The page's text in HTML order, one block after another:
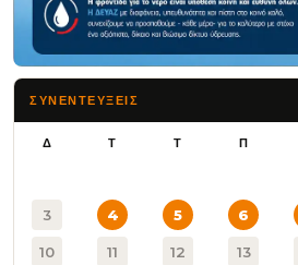
ΣΥΝΕΝΤΕΥΞΕΙΣ
Δ Τ Τ Π
3 4 5 6
10 11 12 13